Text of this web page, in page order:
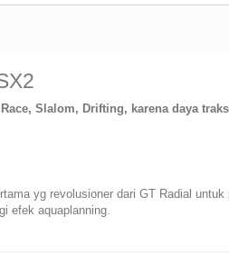
Slalom, Drifting, karena daya
yg revolusioner dari GT Radial
efek aquaplanning.